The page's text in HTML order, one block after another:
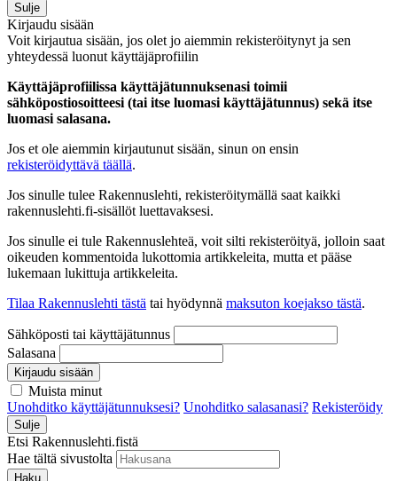
Sulje
Kirjaudu sisään
Voit kirjautua sisään, jos olet jo aiemmin rekisteröitynyt ja sen
yhteydessä luonut käyttäjäprofiilin
Käyttäjäprofiilissa käyttäjätunnuksenasi toimii
sähköpostiosoitteesi (tai itse luomasi käyttäjätunnus) sekä itse
luomasi salasana.
Jos et ole aiemmin kirjautunut sisään, sinun on ensin
rekisteröidyttävä täällä.
Jos sinulle tulee Rakennuslehti, rekisteröitymällä saat kaikki
rakennuslehti.fi-sisällöt luettavaksesi.
Jos sinulle ei tule Rakennuslehteä, voit silti rekisteröityä, jolloin saat
oikeuden kommentoida lukottomia artikkeleita, mutta et pääse
lukemaan lukittuja artikkeleita.
Tilaa Rakennuslehti tästä tai hyödynnä maksuton koejakso tästä.
Sähköposti tai käyttäjätunnus
Salasana
Kirjaudu sisään
Muista minut
Unohditko käyttäjätunnuksesi? Unohditko salasanasi? Rekisteröidy
Sulje
Etsi Rakennuslehti.fistä
Hae tältä sivustolta
Haku